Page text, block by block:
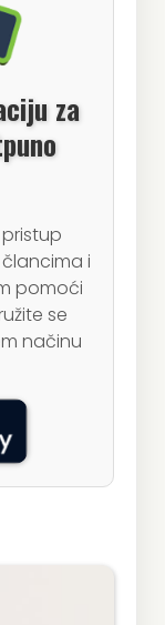
za
i
pomoći
se
načinu